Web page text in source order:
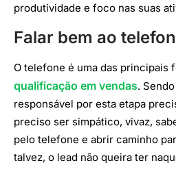
produtividade e foco nas suas
Falar bem ao
O telefone é uma das principais
qualificação em vendas.
responsável por esta etapa
preciso ser simpático, vivaz,
pelo telefone e abrir caminho
talvez, o lead não queira ter